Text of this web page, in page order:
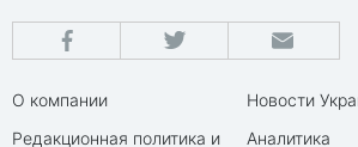
О компании
Редакционная политика и
Новости
Аналитика